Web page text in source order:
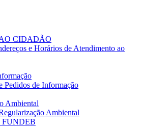
CIDADÃO
e Horários de Atendimento ao
Pedidos de Informação
Ambiental
Ambiental